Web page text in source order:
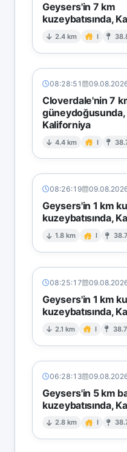
Geysers'in 7 km
kuzeybatısında,
2.4 km I
08:28:51
Cloverdale'nin 7
güneydoğusunda,
Kaliforniya
4.4 km I
08:26:19
Geysers'in 1 km
kuzeybatısında,
1.8 km I
08:25:17
Geysers'in 1 km
kuzeybatısında,
2.1 km I
06:28:13
Geysers'in 5 km
kuzeybatısında,
2.8 km I